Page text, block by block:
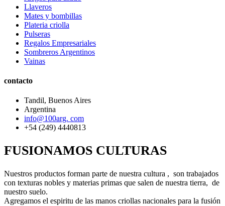
Llaveros
Mates y bombillas
Plateria criolla
Pulseras
Regalos Empresariales
Sombreros Argentinos
Vainas
contacto
Tandil, Buenos Aires
Argentina
info@100arg. com
+54 (249) 4440813
FUSIONAMOS CULTURAS
Nuestros productos forman parte de nuestra cultura , son trabajados
con texturas nobles y materias primas que salen de nuestra tierra, de
nuestro suelo.
Agregamos el espiritu de las manos criollas nacionales para la fusión